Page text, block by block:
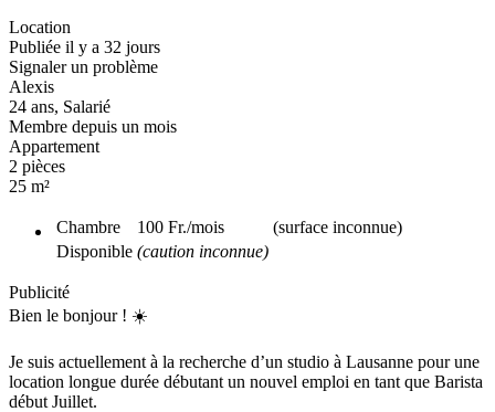
Location
Publiée il y a 32 jours
Signaler un problème
Alexis
24 ans, Salarié
Membre depuis un mois
Appartement
2 pièces
25 m²
Chambre 100 Fr./mois
(surface inconnue)
Disponible (caution inconnue)
Publicité
Bien le bonjour ! ☀️
Je suis actuellement à la recherche d’un studio à Lausanne pour une
location longue durée débutant un nouvel emploi en tant que Barista
début Juillet.